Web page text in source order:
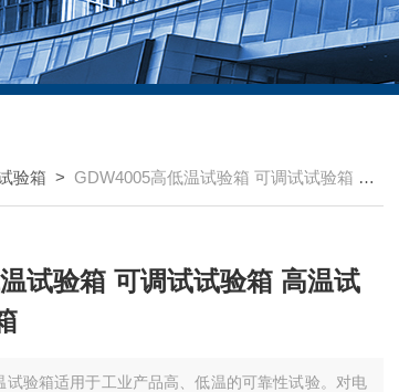
验箱 > GDW4005高低温试验箱 可调试试验箱 高温试验箱 低温试验箱
试验箱 可调试试验箱 高温试
试验箱适用于工业产品高、低温的可靠性试验。对电